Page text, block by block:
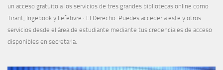
un acceso gratuito a los servicios de tres grandes bibliotecas online como
Tirant, Ingebook y Lefebvre · El Derecho. Puedes acceder a este y otros
servicios desde el área de estudiante mediante tus credenciales de acceso
disponibles en secretaria.